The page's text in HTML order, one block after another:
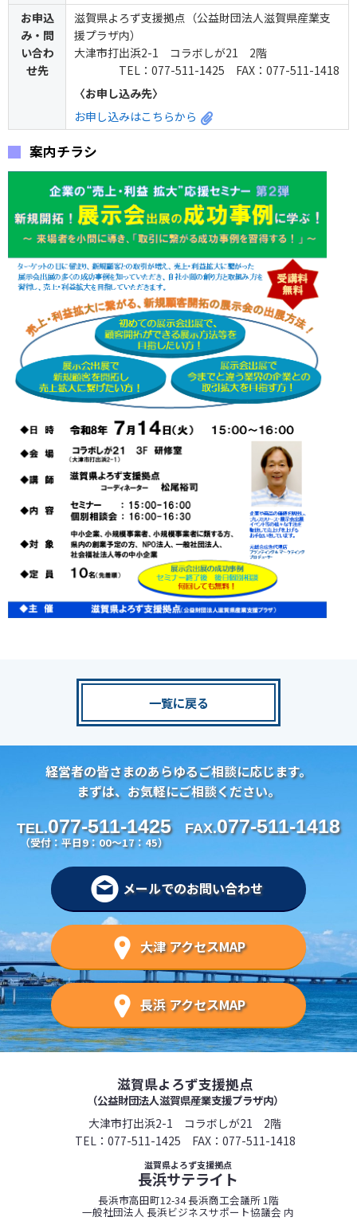
お申込
み・問
い合わ
せ先
滋賀県よろず支援拠点（公益財団法人滋賀県産業支
援プラザ内）
大津市打出浜2-1 コラボしが21 2階
TEL：077-511-1425 FAX：077-511-1418
〈お申し込み先〉
お申し込みはこちらから
案内チラシ
一覧に戻る
経営者の皆さまのあらゆるご相談に応じます。
まずは、お気軽にご相談ください。
TEL.077-511-1425
（受付：平日9：00～17：45）
FAX.077-511-1418
メールでのお問い合わせ
大津 アクセスMAP
長浜 アクセスMAP
滋賀県よろず支援拠点
（公益財団法人滋賀県産業支援プラザ内）
大津市打出浜2-1 コラボしが21 2階
TEL： 077-511-1425 FAX：077-511-1418
滋賀県よろず支援拠点
長浜サテライト
長浜市高田町12-34 長浜商工会議所 1階
一般社団法人 長浜ビジネスサポート協議会 内